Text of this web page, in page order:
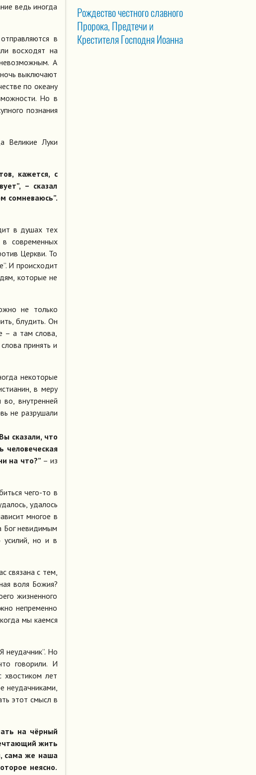
ведь иногда
в
восходят на
А
выключают
по океану
Но в
познания
Великие Луки
кажется, с
– сказал
сомневаюсь”.
в душах тех
современных
Церкви. То
И происходит
которые не
не только
блудить. Он
– а там слова,
принять и
некоторые
в меру
внутренней
не разрушали
сказали, что
человеческая
на что?” – из
чего-то в
удалось
многое в
Бог невидимым
усилий, но и в
связана с тем,
воля Божия?
жизненного
непременно
мы каемся
неудачник”. Но
говорили. И
хвостиком лет
неудачниками,
этот смысл в
на чёрный
жить
сама же наша
неясно.
Рождество честного славного
Пророка, Предтечи и
Крестителя Господня Иоанна